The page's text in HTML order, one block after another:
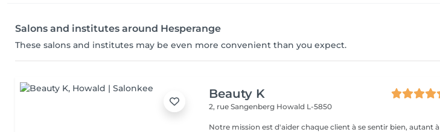
Salons and institutes around Hesperange
These salons and institutes may be even more convenient than you expect.
Beauty K
2, rue Sangenberg Howald L-5850
Notre mission est d'aider chaque client à se sentir bien, autant à